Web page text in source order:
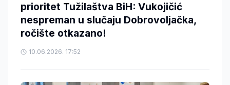
prioritet Tužilaštva BiH: Vukojičić
nespreman u slučaju Dobrovoljačka,
ročište otkazano!
10.06.2026. 17:52